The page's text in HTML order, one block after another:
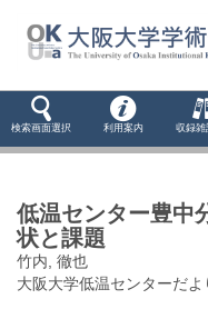
検索画面選択 利用案内 収録雑
低温センター豊中
状と課題
竹内, 徹也
大阪大学低温センターだ